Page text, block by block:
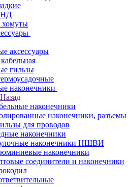
хомуты
аксессуары
гильзы
наконечники
Назад
наконечники
наконечники, разъемы
для проводов
наконечники
наконечники НШВИ
наконечники
соединители и наконечники